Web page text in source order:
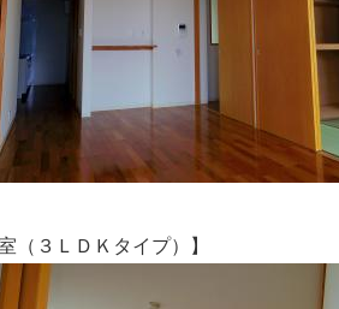
３ＬＤＫタイプ）】